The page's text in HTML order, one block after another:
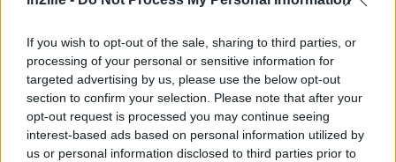
If you wish to opt-out of the sale, sharing to third parties, or
processing of your personal or sensitive information for
targeted advertising by us, please use the below opt-out
section to confirm your selection. Please note that after your
opt-out request is processed you may continue seeing
interest-based ads based on personal information utilized by
us or personal information disclosed to third parties prior to
ζουμερά μπιφτέκια. Αν έχεις όρεξη για
εκδρομούλα, λίγο πιο πέρα βρίσκεται το χωριό
των Μύλων, με την εξαιρετική οικογενιακή
ταβέρνα Μαρδίτσα. Λογαριασμός στα 20€ το
άτομο, με κρασί.